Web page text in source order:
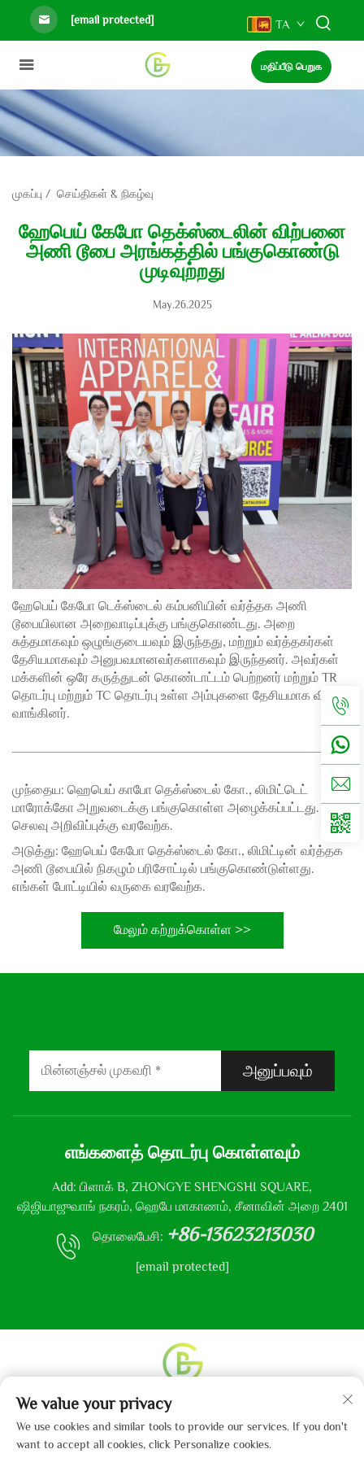
[email protected] TA
மதிப்பீடு பெறுக
முகப்பு / செய்திகள் & நிகழ்வு
ஹேபெய் கேபோ தெக்ஸ்டைலின் விற்பனை
அணி டூபை அரங்கத்தில் பங்குகொண்டு
முடிவுற்றது
May.26.2025
ஹேபெய் கேபோ டெக்ஸ்டைல் கம்பனியின் வர்த்தக அணி
டூபையிலான அறைவாடிப்புக்கு பங்குகொண்டது. அறை
சுத்தமாகவும் ஒழுங்குடையவும் இருந்தது, மற்றும் வர்த்தகர்கள்
தேசியமாகவும் அனுபவமானவர்களாகவும் இருந்தனர். அவர்கள்
மக்களின் ஒரே கருத்துடன் கொண்டாட்டம் பெற்றனர் மற்றும் TR
தொடர்பு மற்றும் TC தொடர்பு உள்ள அம்புகளை தேசியமாக விட்டு
வாங்கினர்.
முந்தைய: ஹெபெய் காபோ தெக்ஸ்டைல் கோ., லிமிட்டெட்
மாரோக்கோ அறுவடைக்கு பங்குகொள்ள அழைக்கப்பட்டது.
செலவு அறிவிப்புக்கு வரவேற்க.
அடுத்து: ஹேபெய் கேபோ தெக்ஸ்டைல் கோ., லிமிட்டின் வர்த்தக
அணி டூபையில் நிகழும் பரிசோட்டில் பங்குகொண்டுள்ளது.
எங்கள் போட்டியில் வருகை வரவேற்க.
மேலும் கற்றுக்கொள்ள >>
அனுப்பவும்
எங்களைத் தொடர்பு கொள்ளவும்
Add: பிளாக் B, ZHONGYE SHENGSHI SQUARE,
ஷிஜியாஜுவாங் நகரம், ஹெபே மாகாணம், சீனாவின் அறை 2401
தொலைபேசி: +86-13623213030
[email protected]
உரிமை தொடர்பான அனைத்து உரிமைகளும் © 2013-2024
ஹெபே கைபோ துணி நிறுவனம், லிமிடெட் என்னும்
நிறுவனத்திற்கு உடையது.தனியுரிமைக் கொள்கை
We value your privacy
We use cookies and similar tools to provide our services. If you don't
want to accept all cookies, click Personalize cookies.